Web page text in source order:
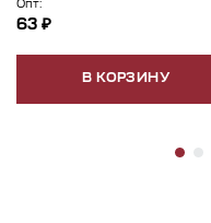
Опт:
63 ₽
В КОРЗИНУ